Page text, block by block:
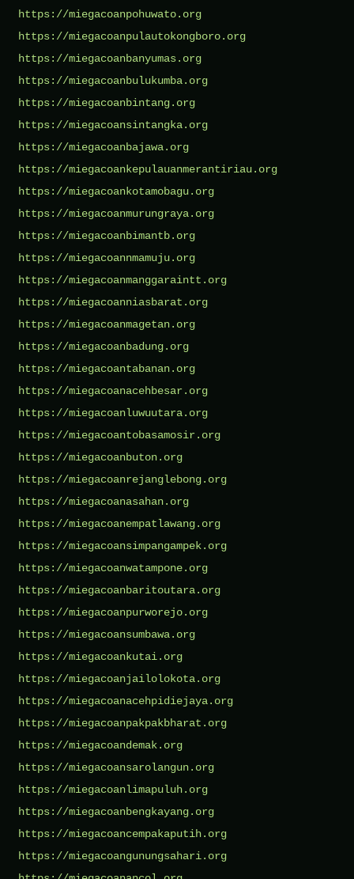
https://miegacoanpohuwato.org
https://miegacoanpulautokongboro.org
https://miegacoanbanyumas.org
https://miegacoanbulukumba.org
https://miegacoanbintang.org
https://miegacoansintangka.org
https://miegacoanbajawa.org
https://miegacoankepulauanmerantiriau.org
https://miegacoankotamobagu.org
https://miegacoanmurungraya.org
https://miegacoanbimantb.org
https://miegacoannmamuju.org
https://miegacoanmanggaraintt.org
https://miegacoanniasbarat.org
https://miegacoanmagetan.org
https://miegacoanbadung.org
https://miegacoantabanan.org
https://miegacoanacehbesar.org
https://miegacoanluwuutara.org
https://miegacoantobasamosir.org
https://miegacoanbuton.org
https://miegacoanrejanglebong.org
https://miegacoanasahan.org
https://miegacoanempatlawang.org
https://miegacoansimpangampek.org
https://miegacoanwatampone.org
https://miegacoanbaritoutara.org
https://miegacoanpurworejo.org
https://miegacoansumbawa.org
https://miegacoankutai.org
https://miegacoanjailolokota.org
https://miegacoanacehpidiejaya.org
https://miegacoanpakpakbharat.org
https://miegacoandemak.org
https://miegacoansarolangun.org
https://miegacoanlimapuluh.org
https://miegacoanbengkayang.org
https://miegacoancempakaputih.org
https://miegacoangunungsahari.org